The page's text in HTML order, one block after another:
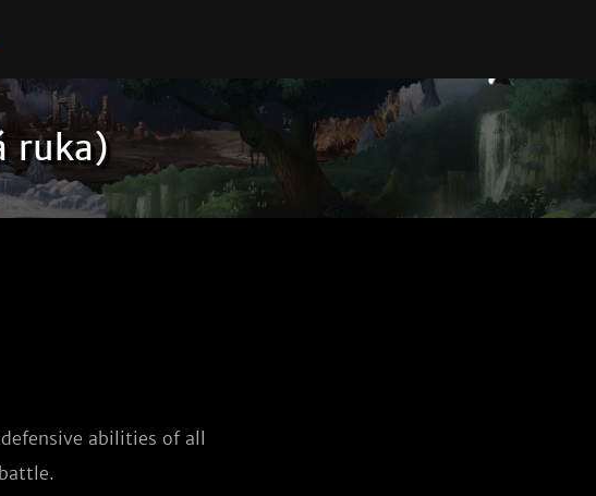
ruka)
abilities of all